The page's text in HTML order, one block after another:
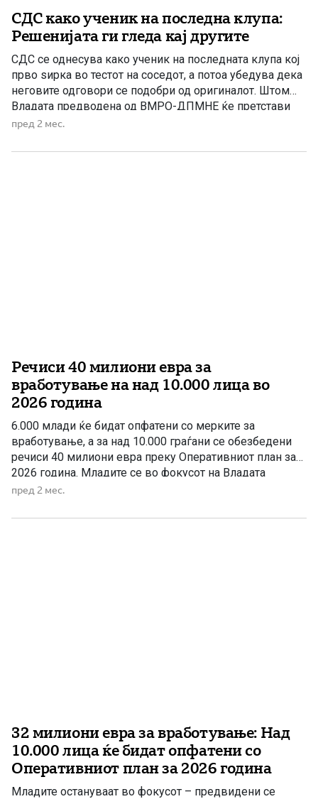
СДС како ученик на последна клупа:
Решенијата ги гледа кај другите
СДС се однесува како ученик на последната клупа кој
прво ѕирка во тестот на соседот, а потоа убедува дека
неговите одговори се подобри од оригиналот. Штом
Владата предводена од ВМРО-ДПМНЕ ќе претстави
нова мерка или стратегија, од Бихаќка веднаш се
верзија на истата идеја. Додека Владата предводена од
пред 2 мес.
Речиси 40 милиони евра за
вработување на над 10.000 лица во
2026 година
6.000 млади ќе бидат опфатени со мерките за
вработување, а за над 10.000 граѓани се обезбедени
речиси 40 милиони евра преку Оперативниот план за
2026 година. Младите се во фокусот на Владата
предводена од ВМРО-ДПМНЕ. Преку нови мерки и
вработување, стекнување работно искуство и
пред 2 мес.
32 милиони евра за вработување: Над
10.000 лица ќе бидат опфатени со
Оперативниот план за 2026 година
Младите остануваат во фокусот – предвидени се